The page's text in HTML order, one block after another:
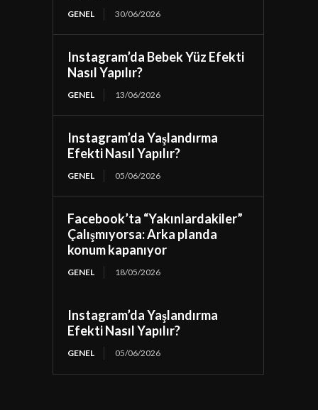
GENEL 30/06/2026
Instagram’da Bebek Yüz Efekti
Nasıl Yapılır?
GENEL 13/06/2026
Instagram’da Yaşlandırma
Efekti Nasıl Yapılır?
GENEL 05/06/2026
Facebook’ta “Yakınlardakiler”
Çalışmıyorsa: Arka planda
konum kapanıyor
GENEL 18/05/2026
Instagram’da Yaşlandırma
Efekti Nasıl Yapılır?
GENEL 05/06/2026